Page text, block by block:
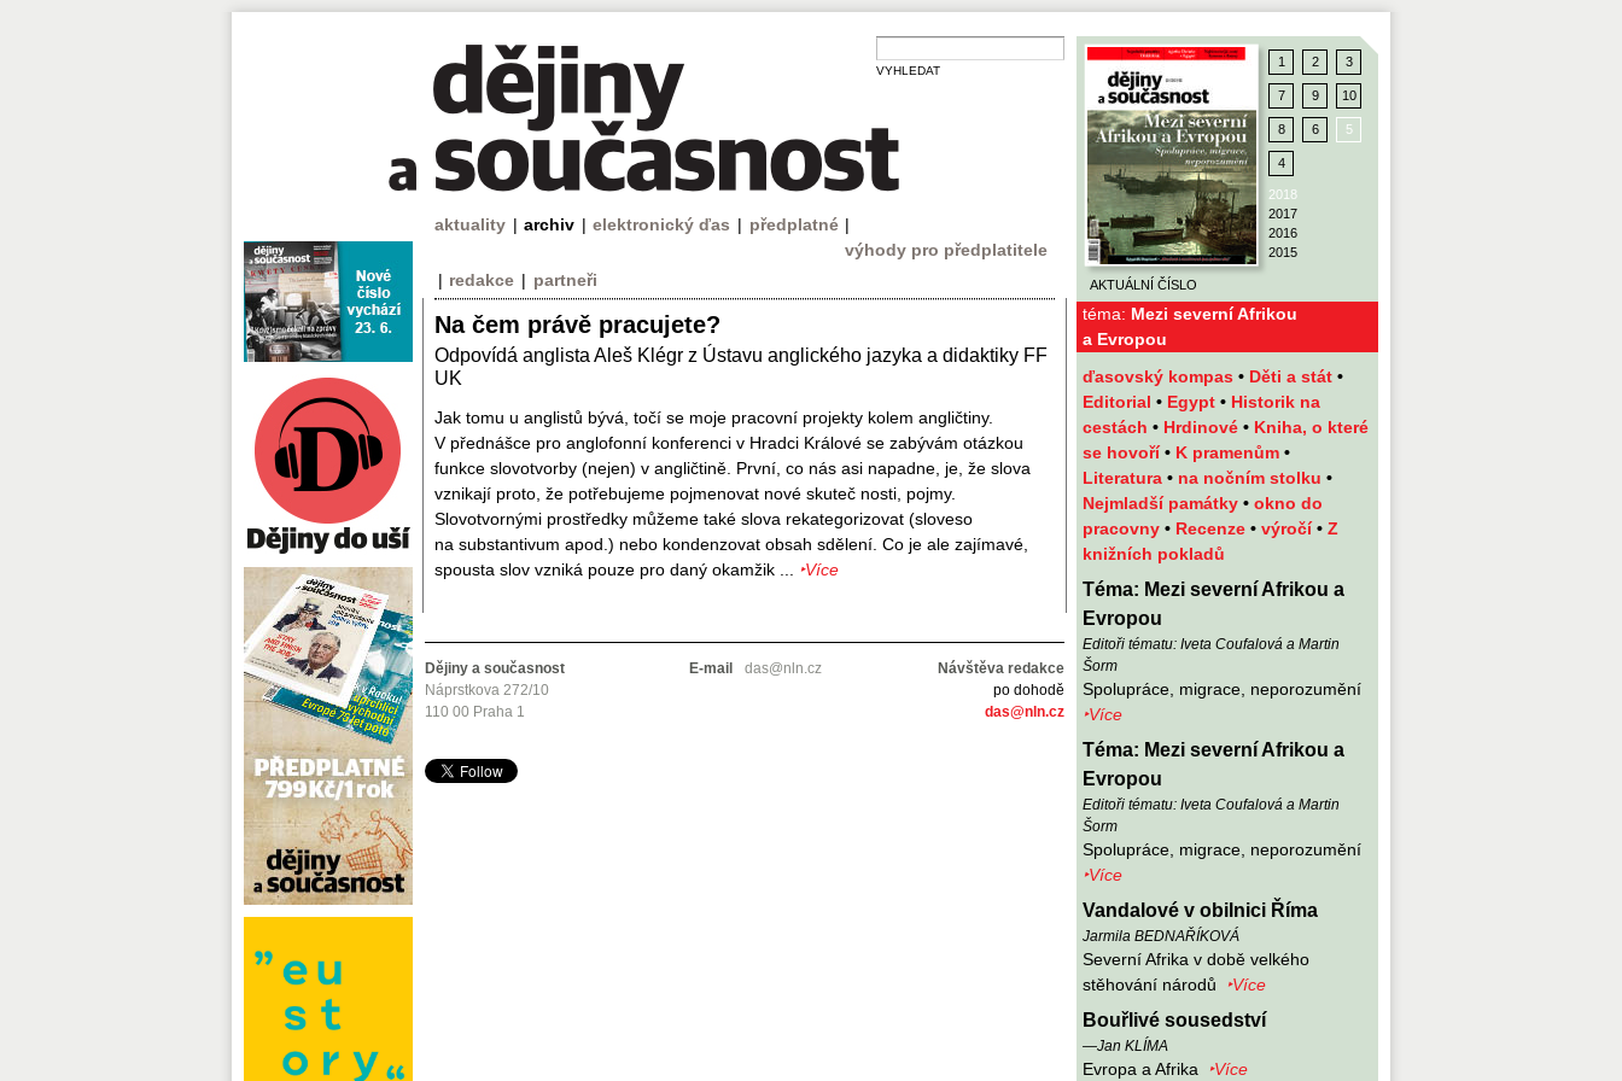
aktuality | archiv | elektronický ďas | předplatné |
výhody pro předplatitele
| redakce | partneři
VYHLEDAT
téma: Mezi severní Afrikou
a Evropou
AKTUÁLNÍ ČÍSLO
1 2 3
7 9 10
8 6 5
4
2018
2017
2016
2015
ďasovský kompas • Děti a stát •
Editorial • Egypt • Historik na
cestách • Hrdinové • Kniha, o které
se hovoří• K pramenům •
Literatura • na nočním stolku •
Nejmladší památky • okno do
pracovny • Recenze • výročí• Z
knižních pokladů
Téma: Mezi severní Afrikou a
Evropou
Editoři tématu: Iveta Coufalová a Martin
Šorm
Spolupráce, migrace, neporozumění
‣Více
Téma: Mezi severní Afrikou a
Evropou
Editoři tématu: Iveta Coufalová a Martin
Šorm
Spolupráce, migrace, neporozumění
‣Více
Vandalové v obilnici Říma
Jarmila BEDNAŘÍKOVÁ
Severní Afrika v době velkého
stěhování národů
‣Více
Bouřlivé sousedství
—Jan KLÍMA
Evropa a Afrika ‣Více
Na čem právě pracujete?
Odpovídá anglista Aleš Klégr z Ústavu anglického jazyka a didaktiky FF
UK
Jak tomu u anglistů bývá, točí se moje pracovní projekty kolem angličtiny.
V přednášce pro anglofonní konferenci v Hradci Králové se zabývám otázkou
funkce slovotvorby (nejen) v angličtině. První, co nás asi napadne, je, že slova
vznikají proto, že potřebujeme pojmenovat nové skuteč­ nosti, pojmy.
Slovotvornými prostředky můžeme také slova rekategorizovat (sloveso
na substantivum apod.) nebo kondenzovat obsah sdělení. Co je ale zajímavé,
spousta slov vzniká pouze pro daný okamžik ...
‣Více
Dějiny a současnost
Náprstkova 272/10
110 00 Praha 1
E-mail das@nln.cz
Návštěva redakce
po dohodě
das@nln.cz